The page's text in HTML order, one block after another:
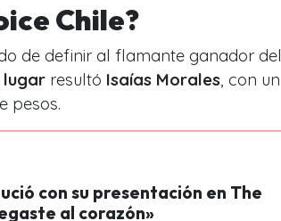
Chile?
de definir al flamante ganador del
resultó Isaías Morales , con un
pesos.
con su presentación en The
al corazón»